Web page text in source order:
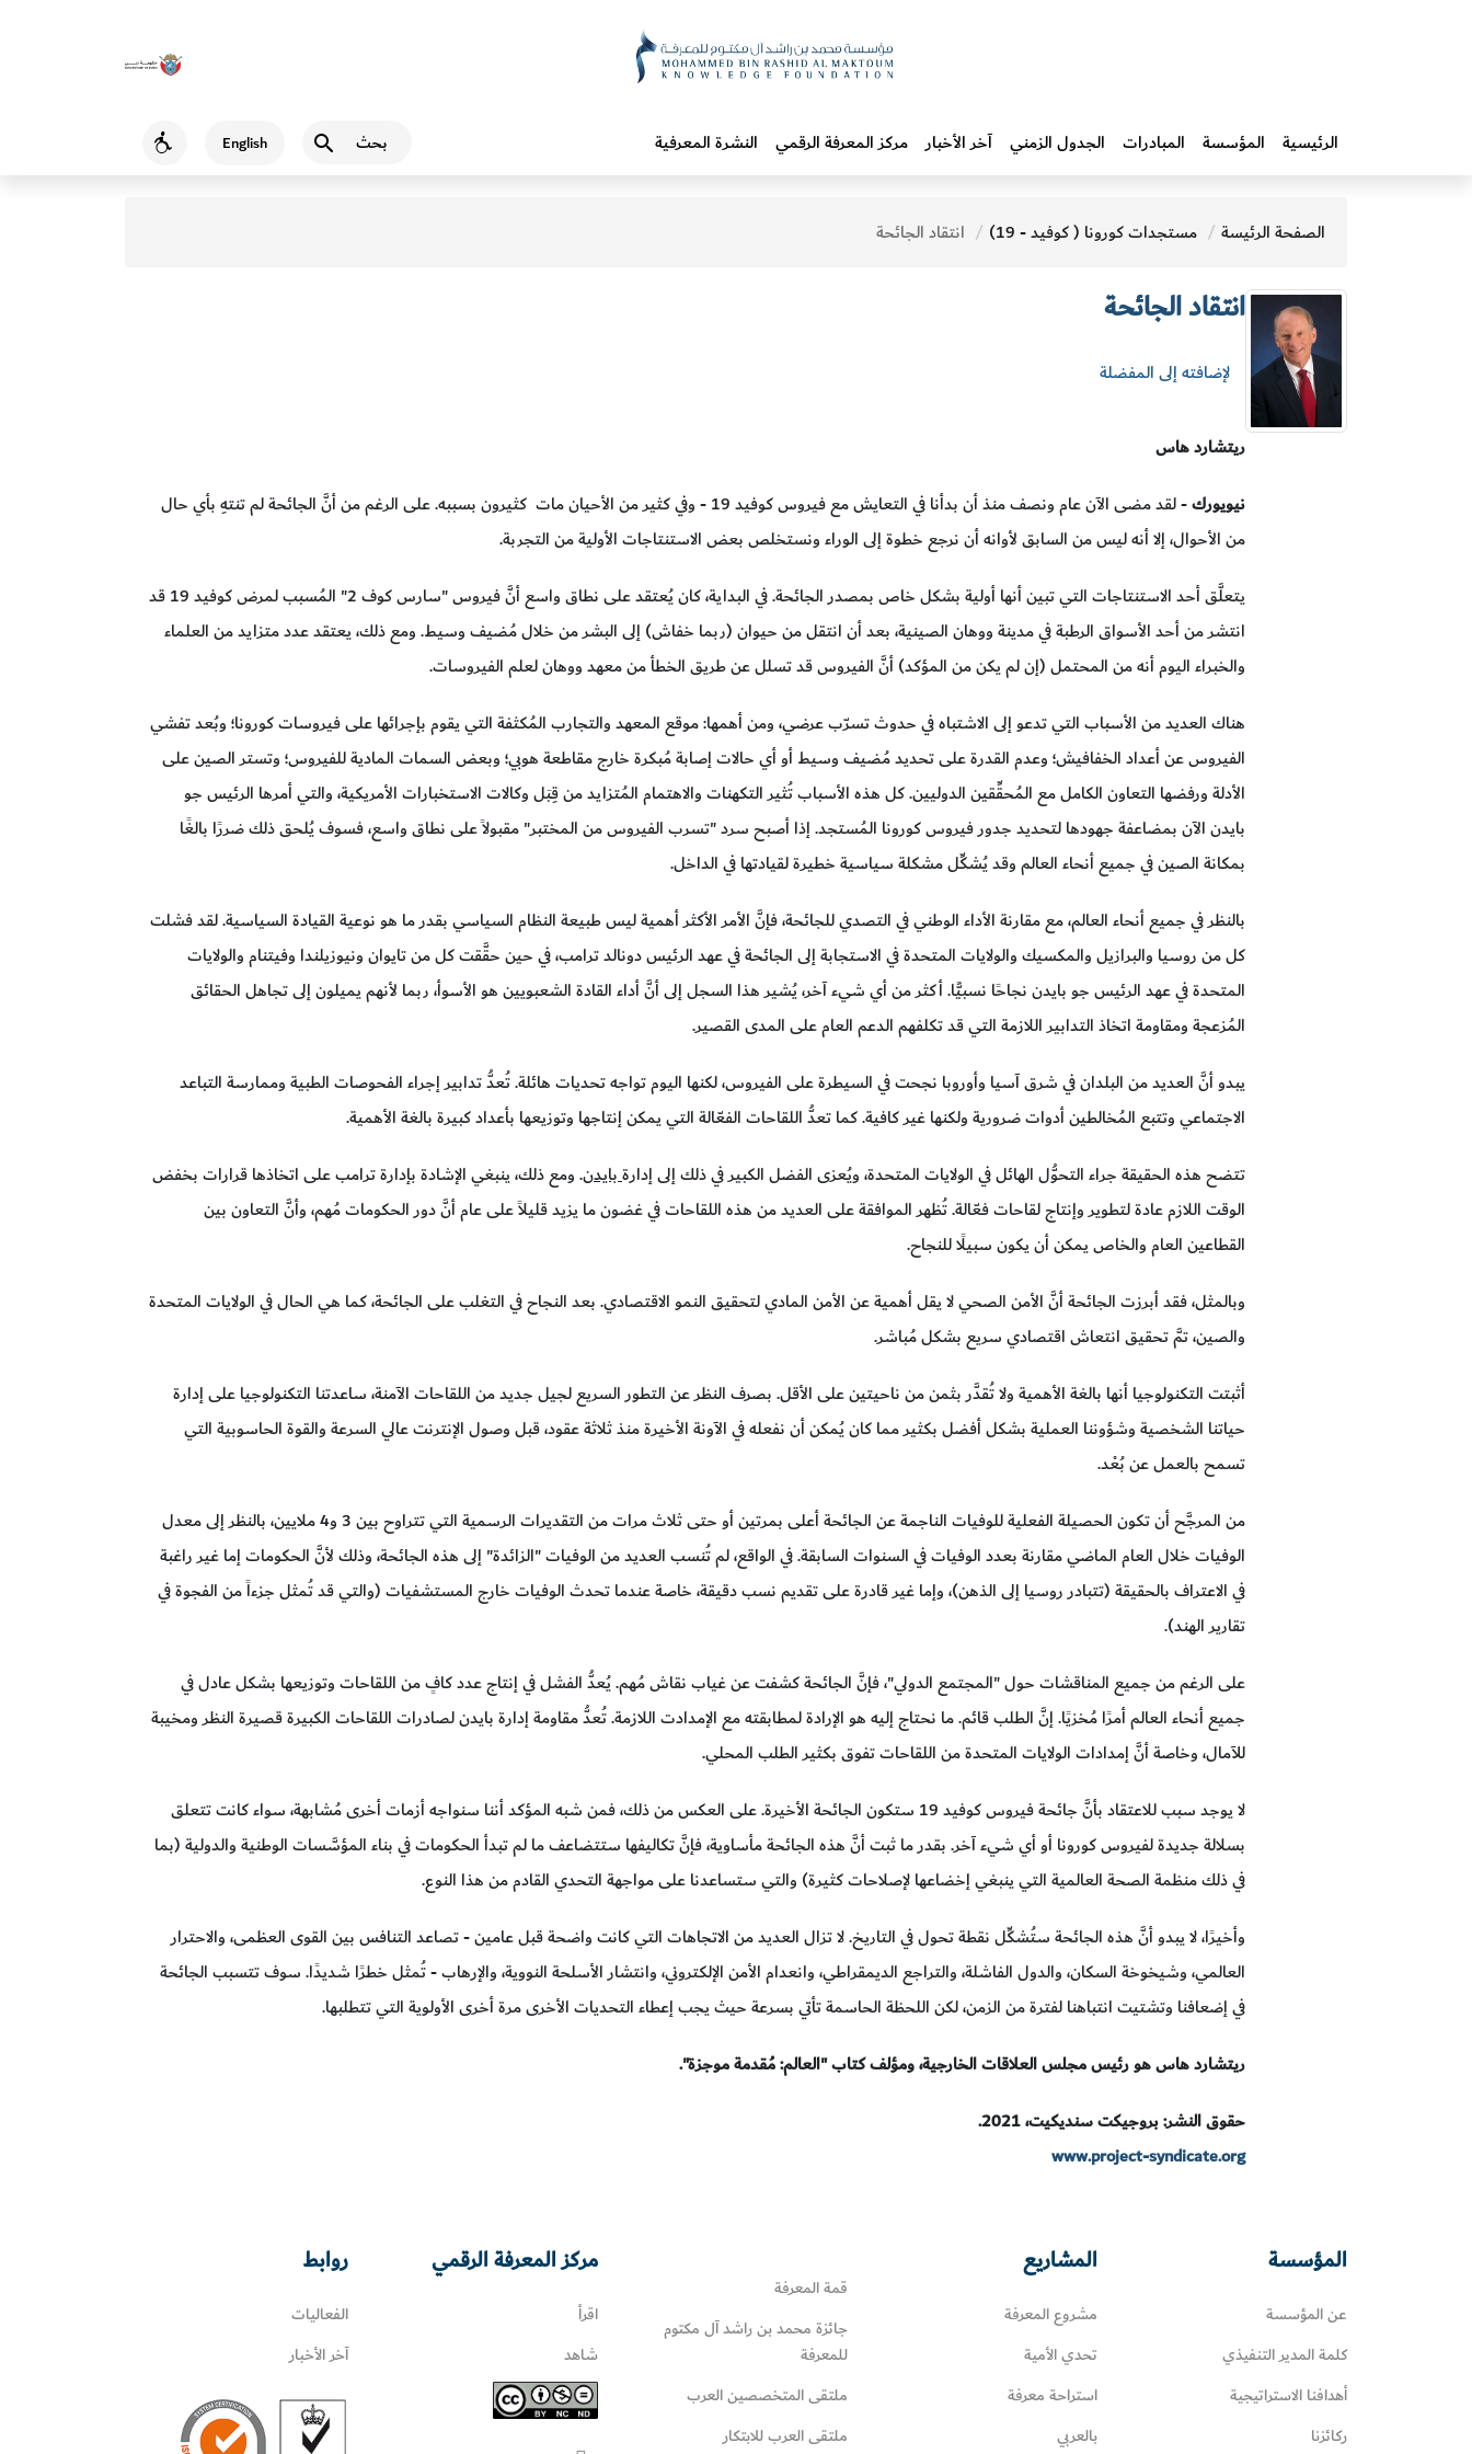
English
Accessibility الرئيسية المؤسسة المبادرات‎ الجدول الزمني آخر الأخبار مركز المعرفة الرقمي النشرة المعرفية
الصفحة الرئيسة مستجدات كورونا ( كوفيد - 19) انتقاد الجائحة
انتقاد الجائحة
لإضافته إلى المفضلة
ريتشارد هاس
نيويورك
- لقد مضى الآن عام ونصف منذ أن بدأنا في التعايش مع فيروس كوفيد 19 - وفي كثير من الأحيان مات كثيرون بسببه. على الرغم من أنَّ الجائحة لم تنتهِ بأي حال
من الأحوال، إلا أنه ليس من السابق لأوانه أن نرجع خطوة إلى الوراء ونستخلص بعض الاستنتاجات الأولية من التجربة.
يتعلَّق أحد الاستنتاجات التي تبين أنها أولية بشكل خاص بمصدر الجائحة. في البداية، كان يُعتقد على نطاق واسع أنَّ فيروس "سارس كوف 2" المُسبب لمرض كوفيد 19 قد
انتشر من أحد الأسواق الرطبة في مدينة ووهان الصينية، بعد أن انتقل من حيوان (ربما خفاش) إلى البشر من خلال مُضيف وسيط. ومع ذلك، يعتقد عدد متزايد من العلماء
والخبراء اليوم أنه من المحتمل (إن لم يكن من المؤكد) أنَّ الفيروس قد تسلل عن طريق الخطأ من معهد ووهان لعلم الفيروسات.
هناك العديد من الأسباب التي تدعو إلى الاشتباه في حدوث تسرّب عرضي، ومن أهمها: موقع المعهد والتجارب المُكثفة التي يقوم بإجرائها على فيروسات كورونا؛ وبُعد تفشي
الفيروس عن أعداد الخفافيش؛ وعدم القدرة على تحديد مُضيف وسيط أو أي حالات إصابة مُبكرة خارج مقاطعة هوبي؛ وبعض السمات المادية للفيروس؛ وتستر الصين على
الأدلة ورفضها التعاون الكامل مع المُحقِّقين الدوليين. كل هذه الأسباب تُثير التكهنات والاهتمام المُتزايد من قِبَل وكالات الاستخبارات الأمريكية، والتي أمرها الرئيس جو
بايدن الآن بمضاعفة جهودها لتحديد جدور فيروس كورونا المُستجد. إذا أصبح سرد "تسرب الفيروس من المختبر" مقبولاً على نطاق واسع، فسوف يُلحق ذلك ضررًا بالغًا
بمكانة الصين في جميع أنحاء العالم وقد يُشكِّل مشكلة سياسية خطيرة لقيادتها في الداخل.
بالنظر في جميع أنحاء العالم، مع مقارنة الأداء الوطني في التصدي للجائحة، فإنَّ الأمر الأكثر أهمية ليس طبيعة النظام السياسي بقدر ما هو نوعية القيادة السياسية. لقد فشلت
كل من روسيا والبرازيل والمكسيك والولايات المتحدة في الاستجابة إلى الجائحة في عهد الرئيس دونالد ترامب، في حين حقَّقت كل من تايوان ونيوزيلندا وفيتنام والولايات
المتحدة في عهد الرئيس جو بايدن نجاحًا نسبيًّا. أكثر من أي شيء آخر، يُشير هذا السجل إلى أنَّ أداء القادة الشعبويين هو الأسوأ، ربما لأنهم يميلون إلى تجاهل الحقائق
المُزعجة ومقاومة اتخاذ التدابير اللازمة التي قد تكلفهم الدعم العام على المدى القصير.
يبدو أنَّ العديد من البلدان في شرق آسيا وأوروبا نجحت في السيطرة على الفيروس، لكنها اليوم تواجه تحديات هائلة. تُعدُّ تدابير إجراء الفحوصات الطبية وممارسة التباعد
الاجتماعي وتتبع المُخالطين أدوات ضرورية ولكنها غير كافية. كما تعدُّ اللقاحات الفعّالة التي يمكن إنتاجها وتوزيعها بأعداد كبيرة بالغة الأهمية.
تتضح هذه الحقيقة جراء التحوُّل الهائل في الولايات المتحدة، ويُعزى الفضل الكبير في ذلك إلى إدارةبايدن. ومع ذلك، ينبغي الإشادة بإدارة ترامب على اتخاذها قرارات بخفض
الوقت اللازم عادة لتطوير وإنتاج لقاحات فعّالة. تُظهر الموافقة على العديد من هذه اللقاحات في غضون ما يزيد قليلاً على عام أنَّ دور الحكومات مُهم، وأنَّ التعاون بين
القطاعين العام والخاص يمكن أن يكون سبيلًا للنجاح.
وبالمثل، فقد أبرزت الجائحة أنَّ الأمن الصحي لا يقل أهمية عن الأمن المادي لتحقيق النمو الاقتصادي. بعد النجاح في التغلب على الجائحة، كما هي الحال في الولايات المتحدة
والصين، تمَّ تحقيق انتعاش اقتصادي سريع بشكل مُباشر.
أثبتت التكنولوجيا أنها بالغة الأهمية ولا تُقدَّر بثمن من ناحيتين على الأقل. بصرف النظر عن التطور السريع لجيل جديد من اللقاحات الآمنة، ساعدتنا التكنولوجيا على إدارة
حياتنا الشخصية وشؤوننا العملية بشكل أفضل بكثير مما كان يُمكن أن نفعله في الآونة الأخيرة منذ ثلاثة عقود، قبل وصول الإنترنت عالي السرعة والقوة الحاسوبية التي
تسمح بالعمل عن بُعْد.
من المرجَّح أن تكون الحصيلة الفعلية للوفيات الناجمة عن الجائحة أعلى بمرتين أو حتى ثلاث مرات من التقديرات الرسمية التي تتراوح بين 3 و4 ملايين، بالنظر إلى معدل
الوفيات خلال العام الماضي مقارنة بعدد الوفيات في السنوات السابقة. في الواقع، لم تُنسب العديد من الوفيات "الزائدة" إلى هذه الجائحة، وذلك لأنَّ الحكومات إما غير راغبة
في الاعتراف بالحقيقة (تتبادر روسيا إلى الذهن)، وإما غير قادرة على تقديم نسب دقيقة، خاصة عندما تحدث الوفيات خارج المستشفيات (والتي قد تُمثل جزءاً من الفجوة في
تقارير الهند).
على الرغم من جميع المناقشات حول "المجتمع الدولي"، فإنَّ الجائحة كشفت عن غياب نقاش مُهم. يُعدُّ الفشل في إنتاج عدد كافٍ من اللقاحات وتوزيعها بشكل عادل في
جميع أنحاء العالم أمرًا مُخزيًا. إنَّ الطلب قائم. ما نحتاج إليه هو الإرادة لمطابقته مع الإمدادت اللازمة. تُعدُّ مقاومة إدارة بايدن لصادرات اللقاحات الكبيرة قصيرة النظر ومخيبة
للآمال، وخاصة أنَّ إمدادات الولايات المتحدة من اللقاحات تفوق بكثير الطلب المحلي.
لا يوجد سبب للاعتقاد بأنَّ جائحة فيروس كوفيد 19 ستكون الجائحة الأخيرة. على العكس من ذلك، فمن شبه المؤكد أننا سنواجه أزمات أخرى مُشابهة، سواء كانت تتعلق
بسلالة جديدة لفيروس كورونا أو أي شيء آخر. بقدر ما ثبت أنَّ هذه الجائحة مأساوية، فإنَّ تكاليفها ستتضاعف ما لم تبدأ الحكومات في بناء المؤسَّسات الوطنية والدولية (بما
في ذلك منظمة الصحة العالمية التي ينبغي إخضاعها لإصلاحات كثيرة) والتي ستساعدنا على مواجهة التحدي القادم من هذا النوع.
وأخيرًا، لا يبدو أنَّ هذه الجائحة ستُشكِّل نقطة تحول في التاريخ. لا تزال العديد من الاتجاهات التي كانت واضحة قبل عامين - تصاعد التنافس بين القوى العظمى، والاحترار
العالمي، وشيخوخة السكان، والدول الفاشلة، والتراجع الديمقراطي، وانعدام الأمن الإلكتروني، وانتشار الأسلحة النووية، والإرهاب - تُمثل خطرًا شديدًا. سوف تتسبب الجائحة
في إضعافنا وتشتيت انتباهنا لفترة من الزمن، لكن اللحظة الحاسمة تأتي بسرعة حيث يجب إعطاء التحديات الأخرى مرة أخرى الأولوية التي تتطلبها.
ريتشارد هاس هو رئيس مجلس العلاقات الخارجية، ومؤلف كتاب "العالم: مُقدمة موجزة".
حقوق النشر: بروجيكت سنديكيت، 2021.
www.project-syndicate.org
المؤسسة
عن المؤسسة
كلمة المدير التنفيذي
أهدافنا الاستراتيجية
ركائزنا
المشاريع
مشروع المعرفة
تحدي الأمية
استراحة معرفة
بالعربي
قمة المعرفة
جائزة محمد بن راشد آل مكتوم
للمعرفة
ملتقى المتخصصين العرب
ملتقى العرب للابتكار
مركز المعرفة الرقمي
اقرأ
شاهد
روابط
الفعاليات
آخر الأخبار